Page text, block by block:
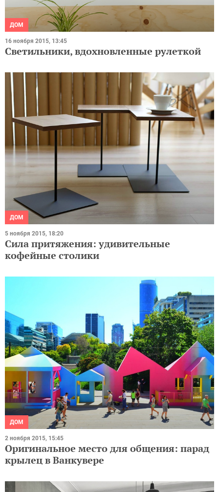
ДОМ
16 ноября 2015, 13:45
Светильники, вдохновленные рулеткой
ДОМ
5 ноября 2015, 18:20
Сила притяжения: удивительные
кофейные столики
ДОМ
2 ноября 2015, 15:45
Оригинальное место для общения: парад
крылец в Ванкувере